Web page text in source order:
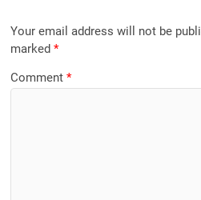
Your email address will not be
marked*
Comment*